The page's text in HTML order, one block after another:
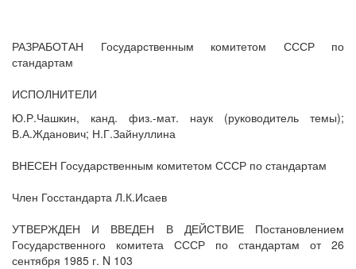
РАЗРАБОТАН Государственным комитетом СССР по
стандартам
ИСПОЛНИТЕЛИ
Ю.Р.Чашкин, канд. физ.-мат. наук (руководитель темы);
В.А.Жданович; Н.Г.Зайнуллина
ВНЕСЕН Государственным комитетом СССР по стандартам
Член Госстандарта Л.К.Исаев
УТВЕРЖДЕН И ВВЕДЕН В ДЕЙСТВИЕ Постановлением
Государственного комитета СССР по стандартам от 26
сентября 1985 г. N 103